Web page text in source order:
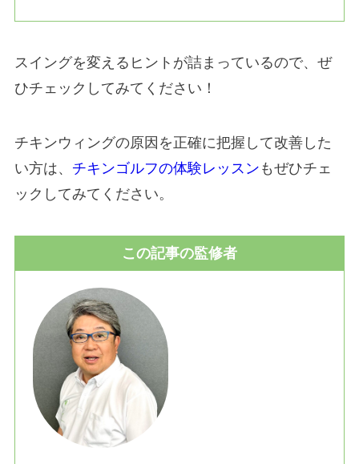
スイングを変えるヒントが詰まっているので、ぜ
ひチェックしてみてください！
チキンウィングの原因を正確に把握して改善した
い方は、 チキンゴルフの体験レッスン もぜひチェ
ックしてみてください。
この記事の監修者